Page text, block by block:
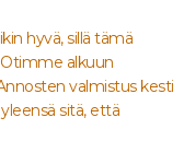
hyvä, sillä tämä
alkuun
valmistus kesti
sitä, että